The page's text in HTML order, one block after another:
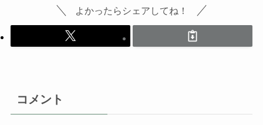
よかったらシェアしてね！
コメント